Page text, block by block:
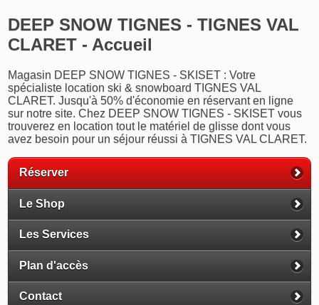
DEEP SNOW TIGNES - TIGNES VAL
CLARET - Accueil
Magasin DEEP SNOW TIGNES - SKISET : Votre
spécialiste location ski & snowboard TIGNES VAL
CLARET. Jusqu'à 50% d'économie en réservant en ligne
sur notre site. Chez DEEP SNOW TIGNES - SKISET vous
trouverez en location tout le matériel de glisse dont vous
avez besoin pour un séjour réussi à TIGNES VAL CLARET.
Réserver
Le Shop
Les Services
Plan d'accès
Contact